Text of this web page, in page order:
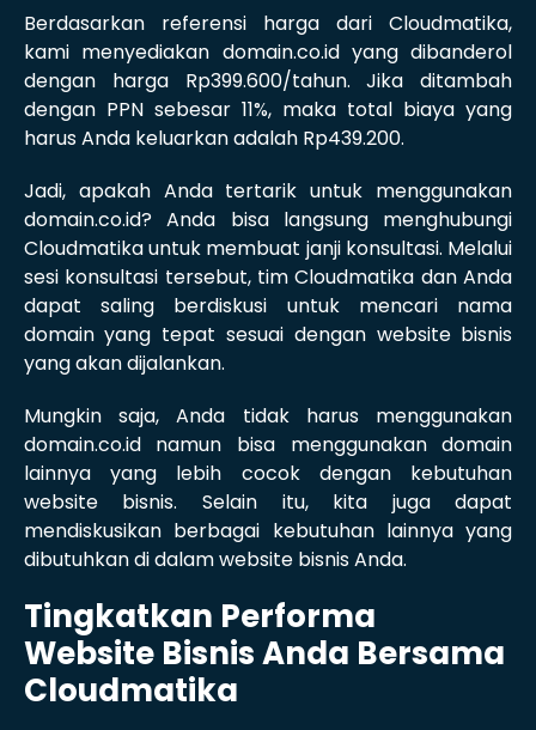
Berdasarkan referensi harga dari Cloudmatika,
kami menyediakan domain.co.id yang dibanderol
dengan harga Rp399.600/tahun. Jika ditambah
dengan PPN sebesar 11%, maka total biaya yang
harus Anda keluarkan adalah Rp439.200.
Jadi, apakah Anda tertarik untuk menggunakan
domain.co.id? Anda bisa langsung menghubungi
Cloudmatika untuk membuat janji konsultasi. Melalui
sesi konsultasi tersebut, tim Cloudmatika dan Anda
dapat saling berdiskusi untuk mencari nama
domain yang tepat sesuai dengan website bisnis
yang akan dijalankan.
Mungkin saja, Anda tidak harus menggunakan
domain.co.id namun bisa menggunakan domain
lainnya yang lebih cocok dengan kebutuhan
website bisnis. Selain itu, kita juga dapat
mendiskusikan berbagai kebutuhan lainnya yang
dibutuhkan di dalam website bisnis Anda.
Tingkatkan Performa
Website Bisnis Anda Bersama
Cloudmatika